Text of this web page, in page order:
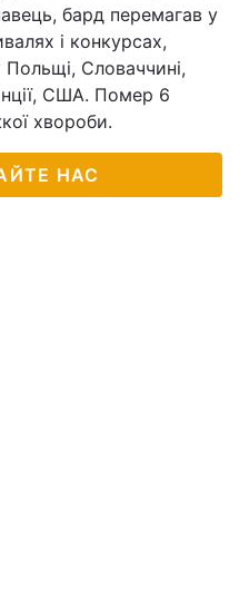
бард перемагав у
і конкурсах,
Словаччині,
США. Помер 6
хвороби.
НАС